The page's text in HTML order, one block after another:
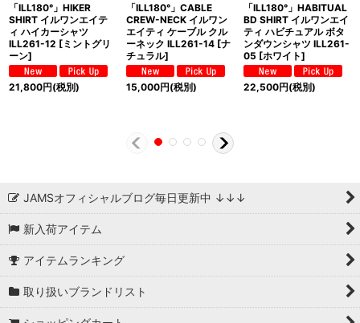
「ILL180°」HIKER
SHIRT イルワンエイテ
ィ ハイカーシャツ
ILL261-12 [ミントグリ
ーン]
21,800円(税別)
「ILL180°」CABLE
CREW-NECK イルワン
エイティ ケーブル クル
ーネック ILL261-14 [ナ
チュラル]
15,000円(税別)
「ILL180°」HABITUAL
BD SHIRT イルワンエイ
ティ ハビチュアル ボタ
ンダウンシャツ ILL261-
05 [ホワイト]
22,500円(税別)
JAMSオフィシャルブログ毎日更新中 ↓↓↓
新入荷アイテム
アイテムランキング
取り扱いブランドリスト